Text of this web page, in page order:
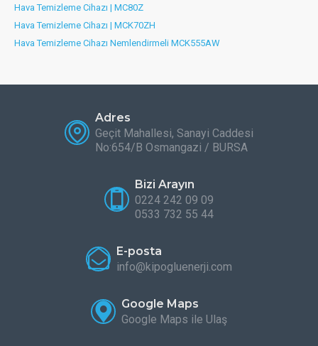
Hava Temizleme Cihazı | MC80Z
Hava Temizleme Cihazı | MCK70ZH
Hava Temizleme Cihazı Nemlendirmeli MCK555AW
Adres
Geçit Mahallesi, Sanayi Caddesi
No:654/B Osmangazi / BURSA
Bizi Arayın
0224 242 09 09
0533 732 55 44
E-posta
info@kipogluenerji.com
Google Maps
Google Maps ile Ulaş